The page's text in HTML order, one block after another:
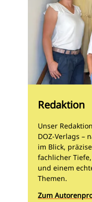
Redaktion
Unser
DOZ-Verlags –
im Blick,
fachlicher
und einem
Themen.
Zum